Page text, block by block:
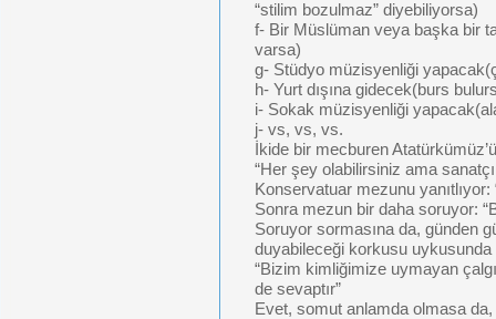
“stilim bozulmaz” diyebiliyorsa)
f- Bir Müslüman veya başka bir
varsa)
g- Stüdyo müzisyenliği
h- Yurt dışına gidecek(burs
i- Sokak müzisyenliği
j- vs, vs, vs.
İkide bir mecburen
“Her şey olabilirsiniz ama sanatçı
Konservatuar mezunu
Sonra mezun bir daha soruyor:
Soruyor sormasına da, günden
duyabileceği korkusu uykusunda
“Bizim kimliğimize uymayan
de sevaptır”
Evet, somut anlamda olmasa